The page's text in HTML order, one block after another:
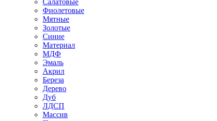
Салатовые
Фиолетовые
Мятные
Золотые
Синие
Материал
МДФ
Эмаль
Акрил
Береза
Дерево
Дуб
ЛДСП
Массив